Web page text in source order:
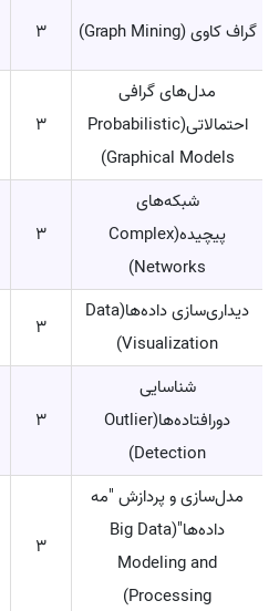
گراف کاوی (Graph Mining) 3
مدل‌های گرافی
احتمالاتی(Probabilistic
Graphical Models)
3
شبکه‌های
پیچیده(Complex
Networks)
3
دیداری‌سازی داده‌ها(Data
Visualization)
3
شناسایی
دورافتاده‌ها(Outlier
Detection)
3
مدل‌سازی و پردازش "مه
داده‌ها"(Big Data
Modeling and
Processing)
3